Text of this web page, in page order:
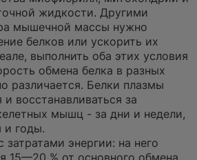
жидкости. Другими
мышечной массы нужно
белков или ускорить их
выполнить оба этих условия
обмена белка в разных
различается. Белки плазмы
восстанавливаться за
мышц - за дни и недели,
и годы.
энергии: на него